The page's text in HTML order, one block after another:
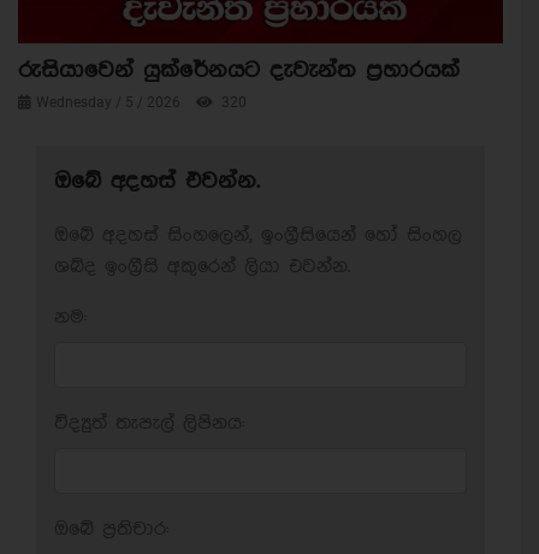
රුසියාවෙන් යුක්රේනයට දැවැන්ත ප්‍රහාරයක්
Wednesday / 5 / 2026 320
ඔබේ අදහස් එවන්න.